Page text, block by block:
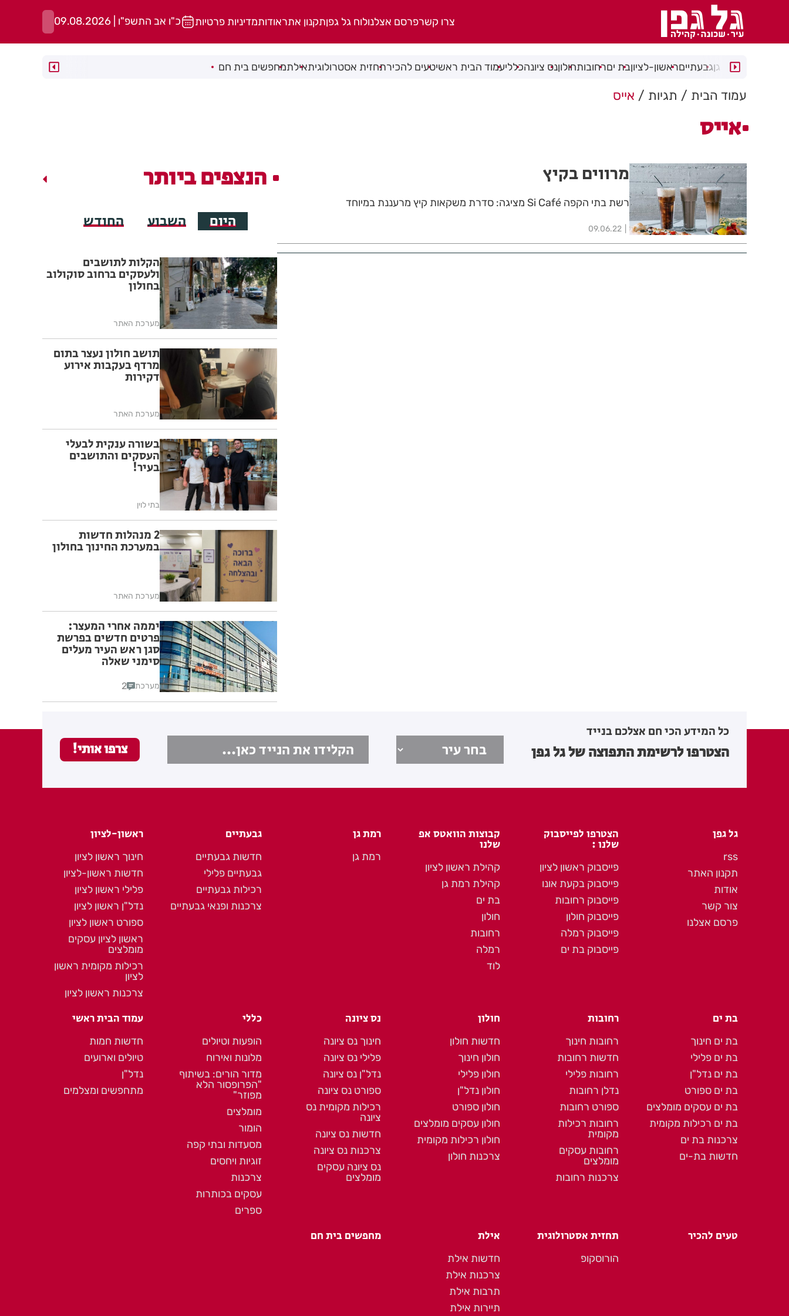
צרו קשרפרסם אצלנולוח גל גפןתקנון אתראודותמדיניות פרטיות כ"ו אב התשפ"ו | 09.08.2026
רמת גןגבעתייםראשון-לציוןבת יםרחובותחולוןנס ציונהכלליעמוד הבית ראשיטעים להכירתחזית אסטרולוגיתאילתמחפשים בית חם
עמוד הבית תגיות אייס
אייס
מרווים בקיץ
רשת בתי הקפה Si Café מציגה: סדרת משקאות קיץ מרעננת במיוחד
09.06.22
הנצפים ביותר
היום השבוע החודש
הקלות לתושבים
ולעסקים ברחוב סוקולוב
בחולון
מערכת האתר
תושב חולון נעצר בתום
מרדף בעקבות אירוע
דקירות
מערכת האתר
בשורה ענקית לבעלי
העסקים והתושבים
בעיר!
בתי לוין
2 מנהלות חדשות
במערכת החינוך בחולון
מערכת האתר
יממה אחרי המעצר:
פרטים חדשים בפרשת
סגן ראש העיר מעלים
סימני שאלה
מערכת 2
כל המידע הכי חם אצלכם בנייד
הצטרפו לרשימת התפוצה של גל גפן
גל גפן
rss
תקנון האתר
אודות
צור קשר
פרסם אצלנו
הצטרפו לפייסבוק
שלנו :
פייסבוק ראשון לציון
פייסבוק בקעת אונו
פייסבוק רחובות
פייסבוק חולון
פייסבוק רמלה
פייסבוק בת ים
קבוצות הוואטס אפ
שלנו
קהילת ראשון לציון
קהילת רמת גן
בת ים
חולון
רחובות
רמלה
לוד
רמת גן
רמת גן
גבעתיים
חדשות גבעתיים
גבעתיים פלילי
רכילות גבעתיים
צרכנות ופנאי גבעתיים
ראשון-לציון
חינוך ראשון לציון
חדשות ראשון-לציון
פלילי ראשון לציון
נדל"ן ראשון לציון
ספורט ראשון לציון
ראשון לציון עסקים
מומלצים
רכילות מקומית ראשון
לציון
צרכנות ראשון לציון
בת ים
בת ים חינוך
בת ים פלילי
בת ים נדל"ן
בת ים ספורט
בת ים עסקים מומלצים
בת ים רכילות מקומית
צרכנות בת ים
חדשות בת-ים
רחובות
רחובות חינוך
חדשות רחובות
רחובות פלילי
נדלן רחובות
ספורט רחובות
רחובות רכילות
מקומית
רחובות עסקים
מומלצים
צרכנות רחובות
חולון
חדשות חולון
חולון חינוך
חולון פלילי
חולון נדל"ן
חולון ספורט
חולון עסקים מומלצים
חולון רכילות מקומית
צרכנות חולון
נס ציונה
חינוך נס ציונה
פלילי נס ציונה
נדל"ן נס ציונה
ספורט נס ציונה
רכילות מקומית נס
ציונה
חדשות נס ציונה
צרכנות נס ציונה
נס ציונה עסקים
מומלצים
כללי
הופעות וטיולים
מלונות ואירוח
מדור הורים: בשיתוף
"הפרופסור הלא
מפוזר"
מומלצים
הומור
מסעדות ובתי קפה
זוגיות ויחסים
צרכנות
עסקים בכותרות
ספרים
עמוד הבית ראשי
חדשות חמות
טיולים וארועים
נדל"ן
מתחפשים ומצלמים
טעים להכיר תחזית אסטרולוגית
הורוסקופ
אילת
חדשות אילת
צרכנות אילת
תרבות אילת
תיירות אילת
מחפשים בית חם